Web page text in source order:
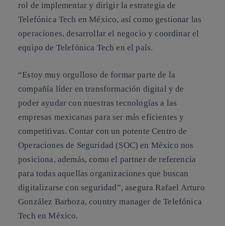
rol de implementar y dirigir la estrategia de
Telefónica Tech en México, así como gestionar las
operaciones, desarrollar el negocio y coordinar el
equipo de Telefónica Tech en el país.
“Estoy muy orgulloso de formar parte de la
compañía líder en transformación digital y de
poder ayudar con nuestras tecnologías a las
empresas mexicanas para ser más eficientes y
competitivas. Contar con un potente Centro de
Operaciones de Seguridad (SOC) en México nos
posiciona, además, como el partner de referencia
para todas aquellas organizaciones que buscan
digitalizarse con seguridad”, asegura Rafael Arturo
González Barboza, country manager de Telefónica
Tech en México.